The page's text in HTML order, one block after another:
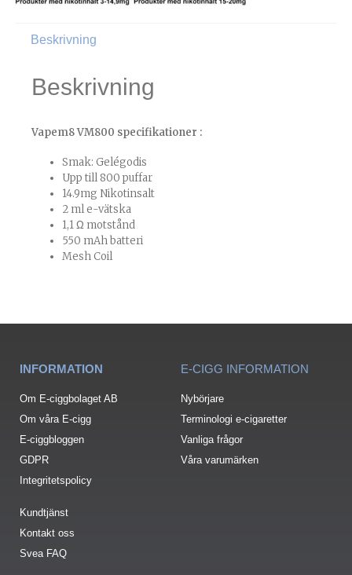
Beskrivning
Beskrivning
Vapem8 VM800 specifikationer :
Smak: Gelégodis
Upp till 800 puffar
14.9mg Nikotinsalt
2 ml e-vätska
1,1 Ω motstånd
550 mAh batteri
Mesh Coil
INFORMATION
Om E-ciggbolaget AB
Om våra E-cigg
E-ciggbloggen
GDPR
Integritetspolicy
Kundtjänst
Kontakt oss
Svea FAQ
E-CIGG INFORMATION
Nybörjare
Terminologi e-cigaretter
Vanliga frågor
Våra varumärken